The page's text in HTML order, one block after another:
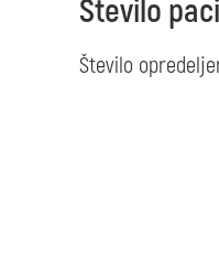
Število
Število